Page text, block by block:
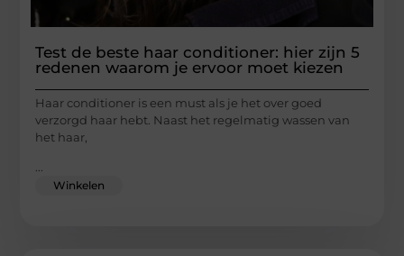
Test de beste haar conditioner: hier zijn 5
redenen waarom je ervoor moet kiezen
Haar conditioner is een must als je het over goed
verzorgd haar hebt. Naast het regelmatig wassen van
het haar,
Winkelen